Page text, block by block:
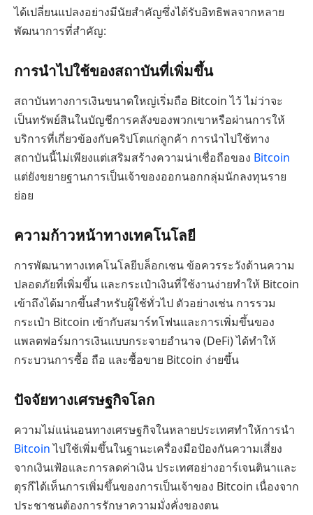
ได้เปลี่ยนแปลงอย่างมีนัยสำคัญซึ่งได้รับอิทธิพลจากหลาย
พัฒนาการที่สำคัญ:
การนำไปใช้ของสถาบันที่เพิ่มขึ้น
สถาบันทางการเงินขนาดใหญ่เริ่มถือ Bitcoin ไว้ ไม่ว่าจะ
เป็นทรัพย์สินในบัญชีการคลังของพวกเขาหรือผ่านการให้
บริการที่เกี่ยวข้องกับคริปโตแก่ลูกค้า การนำไปใช้ทาง
สถาบันนี้ไม่เพียงแต่เสริมสร้างความน่าเชื่อถือของ Bitcoin
แต่ยังขยายฐานการเป็นเจ้าของออกนอกกลุ่มนักลงทุนราย
ย่อย
ความก้าวหน้าทางเทคโนโลยี
การพัฒนาทางเทคโนโลยีบล็อกเชน ข้อควรระวังด้านความ
ปลอดภัยที่เพิ่มขึ้น และกระเป๋าเงินที่ใช้งานง่ายทำให้ Bitcoin
เข้าถึงได้มากขึ้นสำหรับผู้ใช้ทั่วไป ตัวอย่างเช่น การรวม
กระเป๋า Bitcoin เข้ากับสมาร์ทโฟนและการเพิ่มขึ้นของ
แพลตฟอร์มการเงินแบบกระจายอำนาจ (DeFi) ได้ทำให้
กระบวนการซื้อ ถือ และซื้อขาย Bitcoin ง่ายขึ้น
ปัจจัยทางเศรษฐกิจโลก
ความไม่แน่นอนทางเศรษฐกิจในหลายประเทศทำให้การนำ
Bitcoinไปใช้เพิ่มขึ้นในฐานะเครื่องมือป้องกันความเสี่ยง
จากเงินเฟ้อและการลดค่าเงิน ประเทศอย่างอาร์เจนตินาและ
ตุรกีได้เห็นการเพิ่มขึ้นของการเป็นเจ้าของ Bitcoin เนื่องจาก
ประชาชนต้องการรักษาความมั่งคั่งของตน